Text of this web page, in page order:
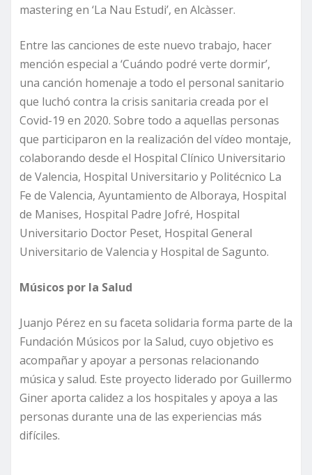
mastering en ‘La Nau Estudi’, en Alcàsser.
Entre las canciones de este nuevo trabajo, hacer
mención especial a ‘Cuándo podré verte dormir’,
una canción homenaje a todo el personal sanitario
que luchó contra la crisis sanitaria creada por el
Covid-19 en 2020. Sobre todo a aquellas personas
que participaron en la realización del vídeo montaje,
colaborando desde el Hospital Clínico Universitario
de Valencia, Hospital Universitario y Politécnico La
Fe de Valencia, Ayuntamiento de Alboraya, Hospital
de Manises, Hospital Padre Jofré, Hospital
Universitario Doctor Peset, Hospital General
Universitario de Valencia y Hospital de Sagunto.
Músicos por la Salud
Juanjo Pérez en su faceta solidaria forma parte de la
Fundación Músicos por la Salud, cuyo objetivo es
acompañar y apoyar a personas relacionando
música y salud. Este proyecto liderado por Guillermo
Giner aporta calidez a los hospitales y apoya a las
personas durante una de las experiencias más
difíciles.